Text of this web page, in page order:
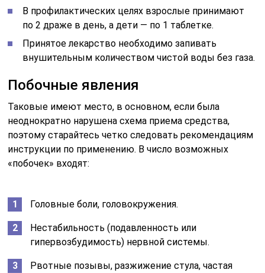
В профилактических целях взрослые принимают
по 2 драже в день, а дети — по 1 таблетке.
Принятое лекарство необходимо запивать
внушительным количеством чистой воды без газа.
Побочные явления
Таковые имеют место, в основном, если была
неоднократно нарушена схема приема средства,
поэтому старайтесь четко следовать рекомендациям
инструкции по применению. В число возможных
«побочек» входят:
Головные боли, головокружения.
Нестабильность (подавленность или
гипервозбудимость) нервной системы.
Рвотные позывы, разжижение стула, частая